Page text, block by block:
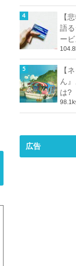
【
語
ー
【
ん
は?
98.1k
広告